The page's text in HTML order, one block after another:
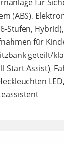
für
(ABS),
Stufen,
für
geteilt/
Start Assist),